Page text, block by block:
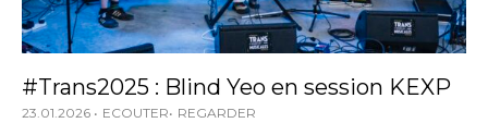
#Trans2025 : Blind Yeo en session KEXP
23.01.2026 ECOUTER REGARDER